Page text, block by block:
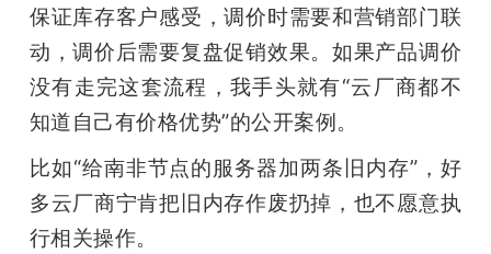
保证库存客户感受，调价时需要和营销部门联
动，调价后需要复盘促销效果。如果产品调价
没有走完这套流程，我手头就有“云厂商都不
知道自己有价格优势”的公开案例。
比如“给南非节点的服务器加两条旧内存”，好
多云厂商宁肯把旧内存作废扔掉，也不愿意执
行相关操作。